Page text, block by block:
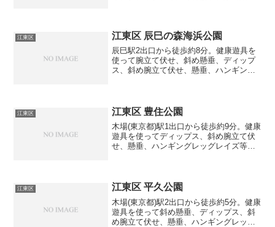
江東区 江東区 辰巳の森海浜公園
辰巳駅2出口から徒歩約8分。健康遊具を
使って腕立て伏せ、斜め懸垂、ディップ
ス、斜め腕立て伏せ、懸垂、ハンギング
江東区 江東区 豊住公園
木場(東京都)駅1出口から徒歩約9分。健康
遊具を使ってディップス、斜め腕立て伏
せ、懸垂、ハンギングレッグレイズ等の
江東区 江東区 平久公園
木場(東京都)駅2出口から徒歩約5分。健康
遊具を使って斜め懸垂、ディップス、斜
め腕立て伏せ、懸垂、ハンギングレッグ